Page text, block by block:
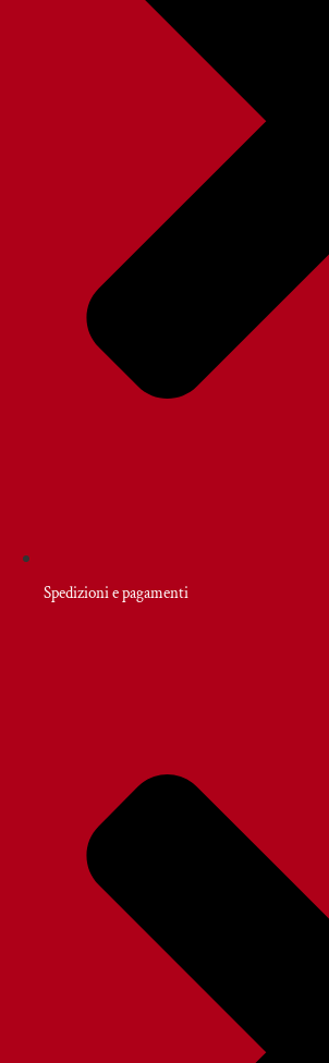
Spedizioni e pagamenti